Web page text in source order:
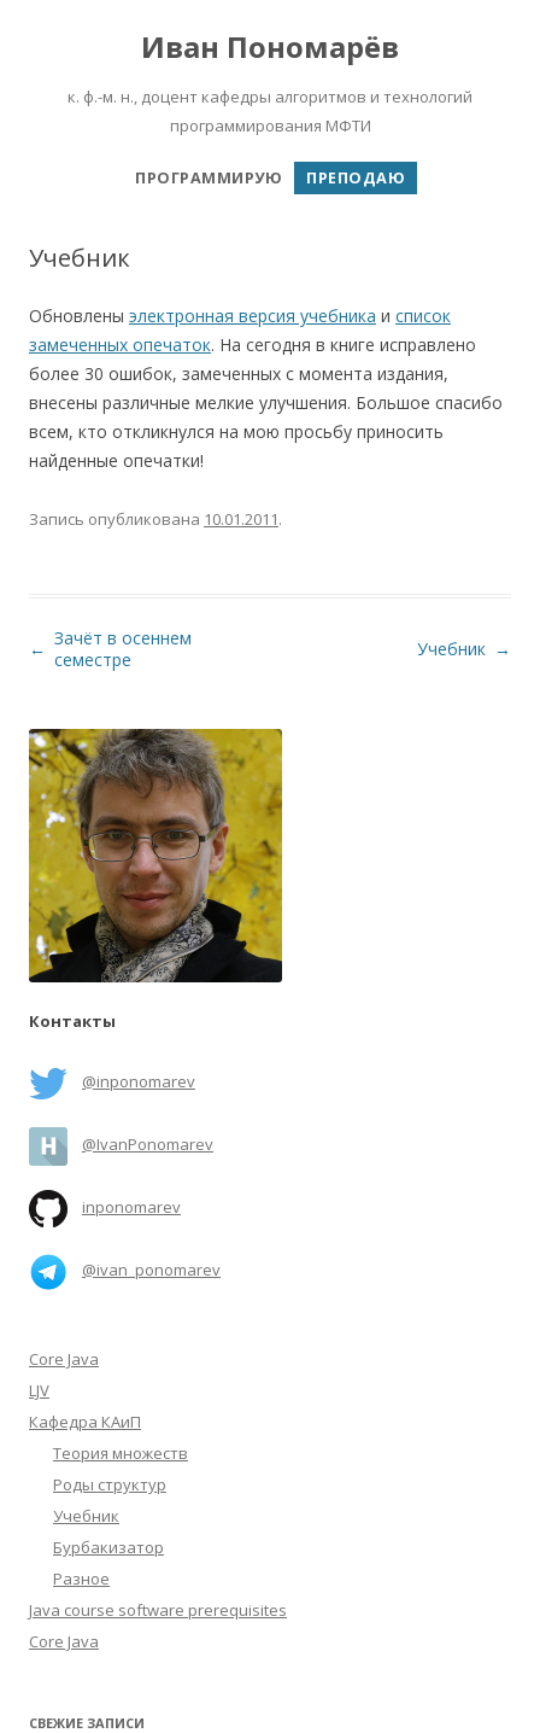
Иван Пономарёв
к. ф.-м. н., доцент кафедры алгоритмов и технологий
программирования МФТИ
Перейти к содержимому
ПРОГРАММИРУЮ ПРЕПОДАЮ
Учебник
Обновлены электронная версия учебника и список
замеченных опечаток. На сегодня в книге исправлено
более 30 ошибок, замеченных с момента издания,
внесены различные мелкие улучшения. Большое спасибо
всем, кто откликнулся на мою просьбу приносить
найденные опечатки!
Запись опубликована 10.01.2011.
Навигация по записям
← Зачёт в осеннем
семестре
Учебник →
Контакты
@inponomarev
@IvanPonomarev
inponomarev
@ivan_ponomarev
Core Java
LJV
Кафедра КАиП
Теория множеств
Роды структур
Учебник
Бурбакизатор
Разное
Java course software prerequisites
Core Java
СВЕЖИЕ ЗАПИСИ